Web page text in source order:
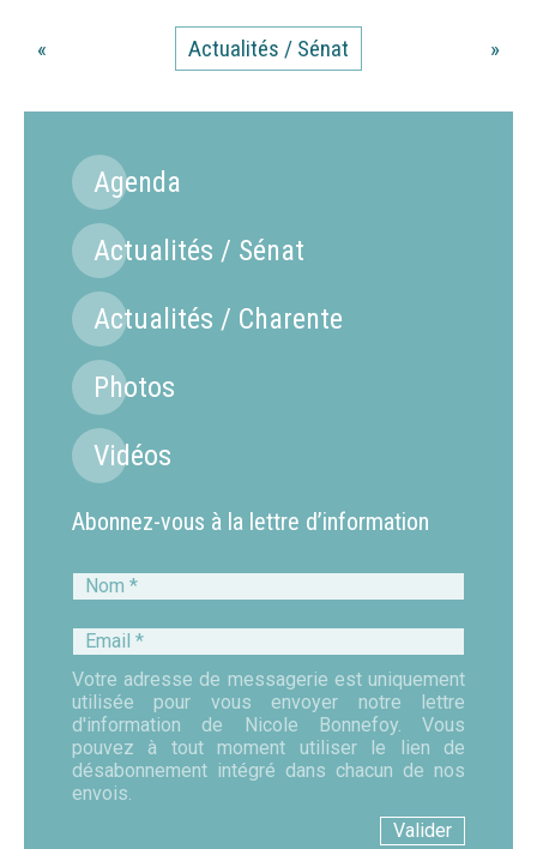
« Actualités / Sénat »
Agenda
Actualités / Sénat
Actualités / Charente
Photos
Vidéos
Abonnez-vous à la lettre d’information
Nom
Email
Votre adresse de messagerie est uniquement
utilisée pour vous envoyer notre lettre
d'information de Nicole Bonnefoy. Vous
pouvez à tout moment utiliser le lien de
désabonnement intégré dans chacun de nos
envois.